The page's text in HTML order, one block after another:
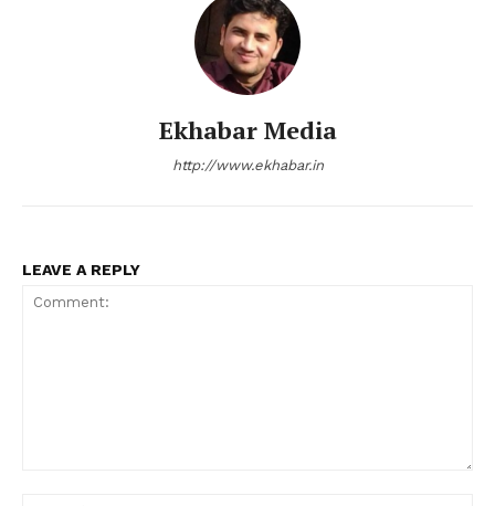
Ekhabar Media
http://www.ekhabar.in
LEAVE A REPLY